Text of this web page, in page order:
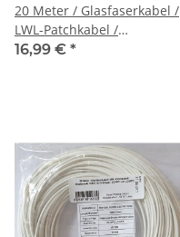
20 Meter / Glasfaserkabel /
LWL-Patchkabel /
Singlemode / G657.A2
16,99 € *